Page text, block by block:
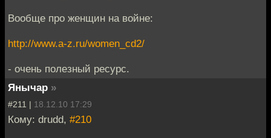
Вообще про женщин на войне:
http://www.a-z.ru/women_cd2/
- очень полезный ресурс.
Янычар »
#211 | 18.12.10 17:29
Кому: drudd, #210